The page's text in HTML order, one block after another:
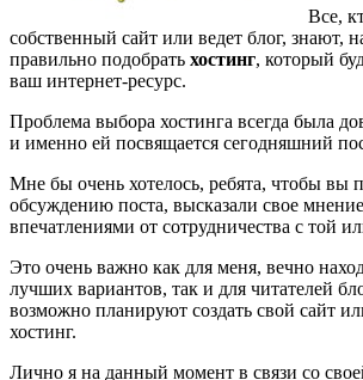
Все,
собственный сайт или ведет блог, знают,
правильно подобрать хостинг, который
ваш интернет-ресурс.
Проблема выбора хостинга всегда была
и именно ей посвящается сегодняшний
Мне бы очень хотелось, ребята, чтобы вы
обсуждению поста, высказали свое
впечатлениями от сотрудничества с той
Это очень важно как для меня, вечно
лучших вариантов, так и для читателей
возможно планируют создать свой сайт
хостинг.
Лично я на данный момент в связи со